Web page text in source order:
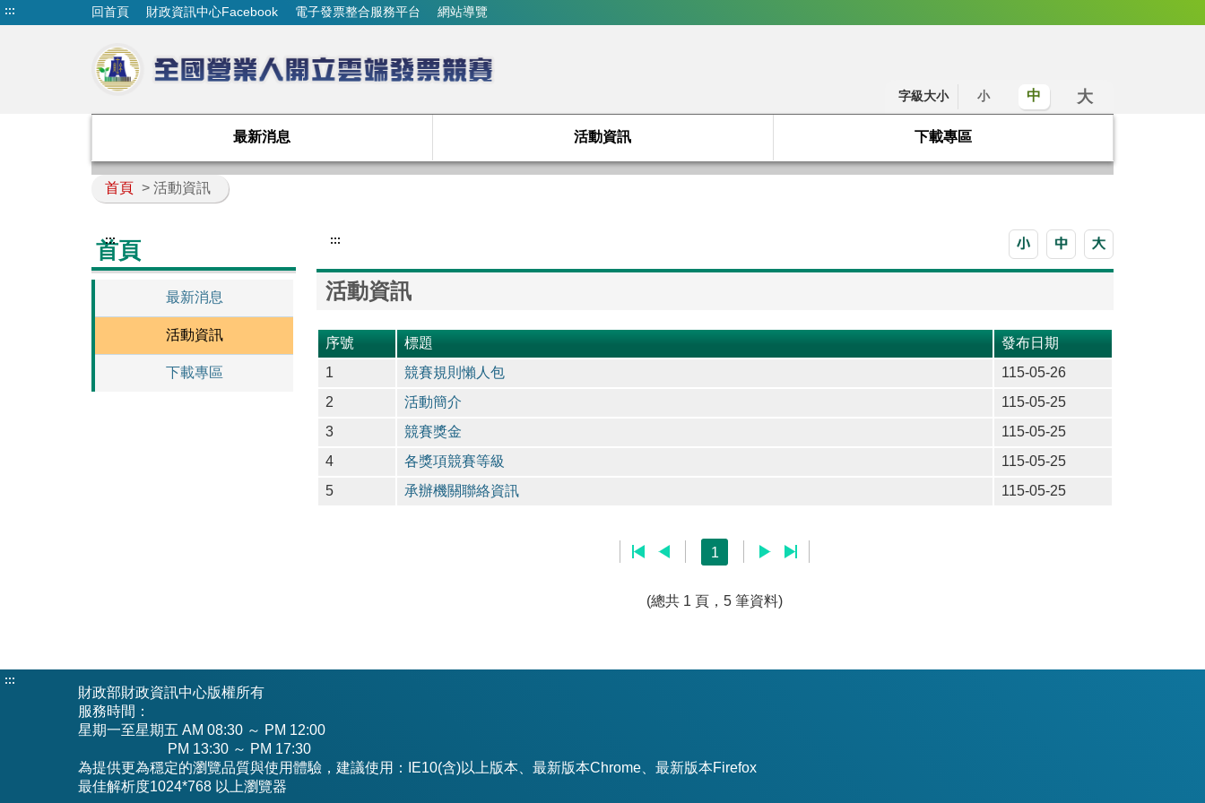
::: 回首頁 財政資訊中心Facebook 電子發票整合服務平台 網站導覽
字級大小 小 中 大
最新消息 活動資訊 下載專區
首頁 > 活動資訊
:::
首頁
最新消息
活動資訊
下載專區
:::
活動資訊
序號 標題
發布日期
1
競賽規則懶人包
115-05-26
2
活動簡介
115-05-25
3
競賽獎金
115-05-25
4
各獎項競賽等級
115-05-25
5
承辦機關聯絡資訊 115-05-25
1
(總共 1 頁，5 筆資料)
:::
財政部財政資訊中心版權所有
服務時間：
星期一至星期五 AM 08:30 ～ PM 12:00
PM 13:30 ～ PM 17:30
為提供更為穩定的瀏覽品質與使用體驗，建議使用：IE10(含)以上版本、最新版本Chrome、最新版本Firefox
最佳解析度1024*768 以上瀏覽器